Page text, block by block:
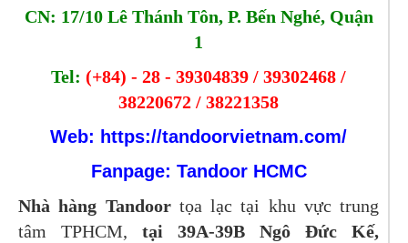
CN: 17/10 Lê Thánh Tôn, P. Bến Nghé, Quận
1
Tel: (+84) - 28 - 39304839 / 39302468 /
38220672 / 38221358
Web: https://tandoorvietnam.com/
Fanpage: Tandoor HCMC
Nhà hàng Tandoortọa lạc tại khu vực trung
tâm TPHCM, tại 39A-39B Ngô Đức Kế,